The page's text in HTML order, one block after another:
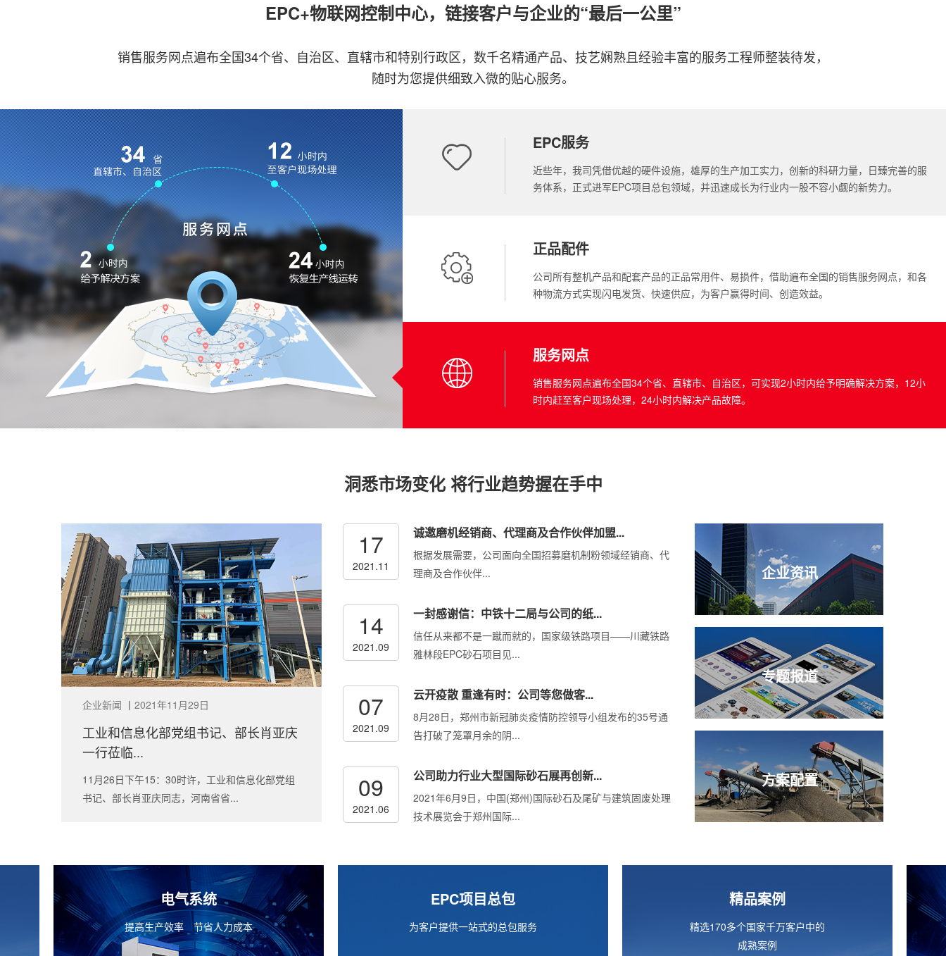
EPC+物联网控制中心，链接客户与企业的“最后一公里”
销售服务网点遍布全国34个省、自治区、直辖市和特别行政区，数千名精通产品、技艺娴熟且经验丰富的服务工程师整装待发，
随时为您提供细致入微的贴心服务。
EPC服务
近些年，我司凭借优越的硬件设施，雄厚的生产加工实力，创新的科研力量，日臻完善的服
务体系，正式进军EPC项目总包领域，并迅速成长为行业内一股不容小觑的新势力。
正品配件
公司所有整机产品和配套产品的正品常用件、易损件，借助遍布全国的销售服务网点，和各
种物流方式实现闪电发货、快速供应，为客户赢得时间、创造效益。
服务网点
销售服务网点遍布全国34个省、直辖市、自治区，可实现2小时内给予明确解决方案，12小
时内赶至客户现场处理，24小时内解决产品故障。
洞悉市场变化 将行业趋势握在手中
企业新闻 丨 2021年11月29日
工业和信息化部党组书记、部长肖亚庆
一行莅临...
11月26日下午15：30时许，工业和信息化部党组
书记、部长肖亚庆同志，河南省省...
17
2021.11
诚邀磨机经销商、代理商及合作伙伴加盟...
根据发展需要，公司面向全国招募磨机制粉领域经销商、代
理商及合作伙伴...
14
2021.09
一封感谢信：中铁十二局与公司的纸...
信任从来都不是一蹴而就的，国家级铁路项目——川藏铁路
雅林段EPC砂石项目见...
07
2021.09
云开疫散 重逢有时：公司等您做客...
8月28日，郑州市新冠肺炎疫情防控领导小组发布的35号通
告打破了笼罩月余的阴...
09
2021.06
公司助力行业大型国际砂石展再创新...
2021年6月9日，中国(郑州)国际砂石及尾矿与建筑固废处理
技术展览会于郑州国际...
企业资讯
专题报道
方案配置
电气系统
提高生产效率 节省人力成本
EPC项目总包
为客户提供一站式的总包服务
精品案例
精选170多个国家千万客户中的
成熟案例